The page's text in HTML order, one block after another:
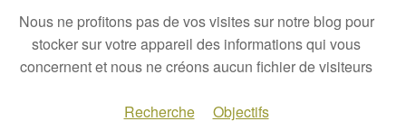
Nous ne profitons pas de vos visites sur notre blog pour
stocker sur votre appareil des informations qui vous
concernent et nous ne créons aucun fichier de visiteurs
Recherche Objectifs